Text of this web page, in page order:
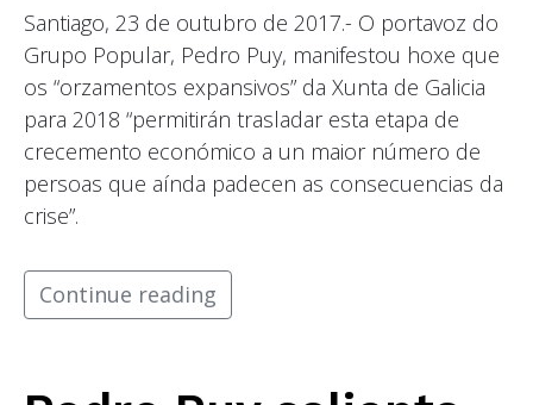
Santiago, 23 de outubro de 2017.- O portavoz do
Grupo Popular, Pedro Puy, manifestou hoxe que
os “orzamentos expansivos” da Xunta de Galicia
para 2018 “permitirán trasladar esta etapa de
crecemento económico a un maior número de
persoas que aínda padecen as consecuencias da
crise”.
Continue reading